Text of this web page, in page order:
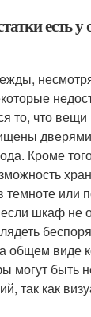
есть
то, что вещи
Кроме
темноте или
шкаф не
общем виде
могут быть
так как